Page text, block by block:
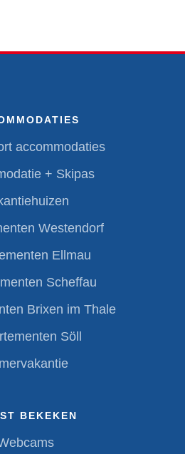
accommodaties
+ Skipas
Westendorf
Ellmau
Scheffau
Brixen im Thale
Söll
BEKEKEN